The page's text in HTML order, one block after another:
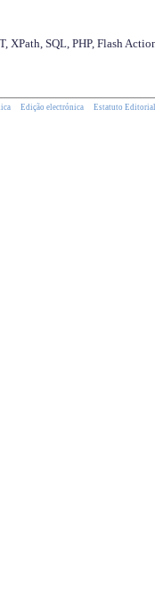
XPath, SQL, PHP, Flash
Edição electrónica Estatuto Editorial